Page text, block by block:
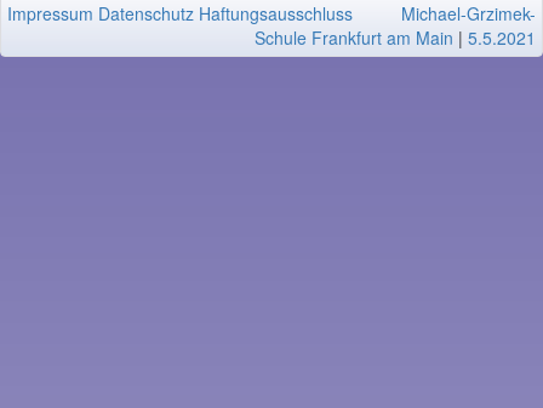
Impressum Datenschutz Haftungsausschluss
Michael-Grzimek-
Schule Frankfurt am Main | 5.5.2021